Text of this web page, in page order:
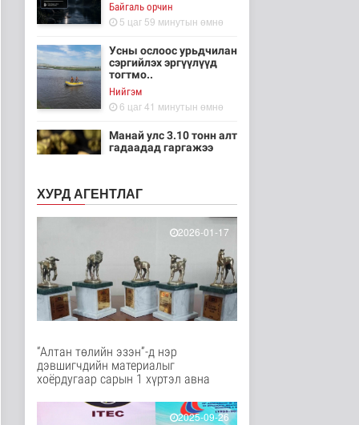
Байгаль орчин
5 цаг 59 минутын өмнө
Усны ослоос урьдчилан
сэргийлэх эргүүлүүд
тогтмо..
Нийгэм
6 цаг 41 минутын өмнө
Манай улс 3.10 тонн алт
гадаадад гаргажээ
“Дүрслэх урлагийн
оюуны өв сан” тусгай
Энтертайнмент
7 цаг 11 минутын өмнө
Олон улсын хиймэл
оюуны гуравдугаар
олимпиадаас ..
8 цаг 1 минутын өмнө
Цэцэрлэгийн цахим
эхэлнэ
ХУРД АГЕНТЛАГ
2026-01-17
“Алтан төлийн эзэн”-д нэр
дэвшигчдийн материалыг
хоёрдугаар сарын 1 хүртэл авна
2025-09-26